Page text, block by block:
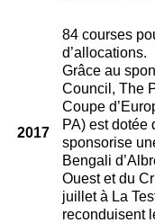
2017
84 courses
d’allocations.
Grâce au
Council, The
Coupe
PA) est dotée
sponsorise
Bengali
Ouest et du
juillet à La
reconduisent